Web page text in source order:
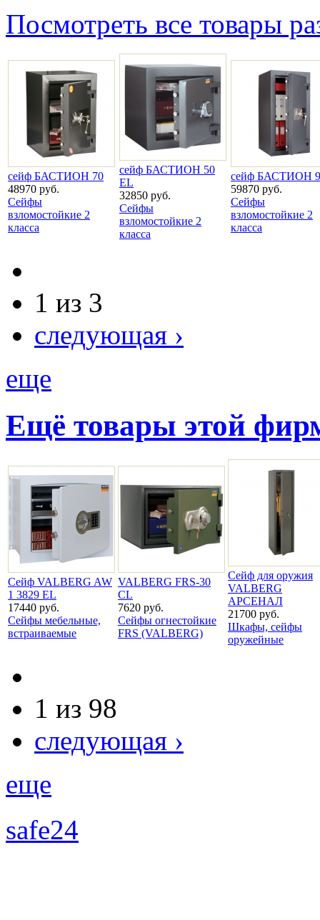
Посмотреть все товары
сейф БАСТИОН 70
48970 руб.
Сейфы
взломостойкие 2
класса
сейф БАСТИОН 50
EL
32850 руб.
Сейфы
взломостойкие 2
класса
сейф БАСТИОН
59870 руб.
Сейфы
взломостойкие 2
класса
1 из 3
следующая ›
еще
Ещё товары этой
Сейф VALBERG AW
1 3829 EL
17440 руб.
Сейфы мебельные,
встраиваемые
VALBERG FRS-30
CL
7620 руб.
Сейфы огнестойкие
FRS (VALBERG)
Сейф для оружия
VALBERG
АРСЕНАЛ
21700 руб.
Шкафы, сейфы
оружейные
1 из 98
следующая ›
еще
safe24